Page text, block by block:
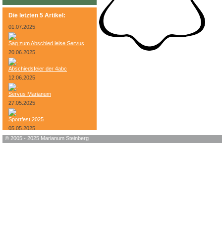
Die letzten 5 Artikel:
01.07.2025
Sag zum Abschied leise Servus
20.06.2025
Abschiedsfeier der 4abc
12.06.2025
Servus Marianum
27.05.2025
Sportfest 2025
05.05.2025
Bundesheer-Tag
© 2005 - 2025 Marianum Steinberg